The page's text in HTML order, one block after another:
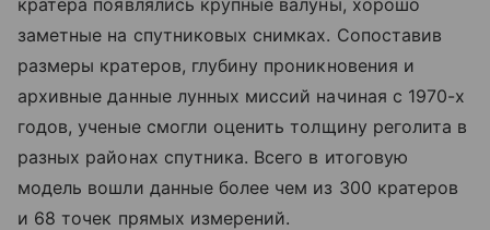
заметные на спутниковых снимках. Сопоставив
размеры кратеров, глубину проникновения и
архивные данные лунных миссий начиная с 1970-х
годов, ученые смогли оценить толщину реголита в
разных районах спутника. Всего в итоговую
модель вошли данные более чем из 300 кратеров
и 68 точек прямых измерений.